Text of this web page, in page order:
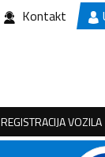
Kontakt
REGISTRACIJA VOZILA